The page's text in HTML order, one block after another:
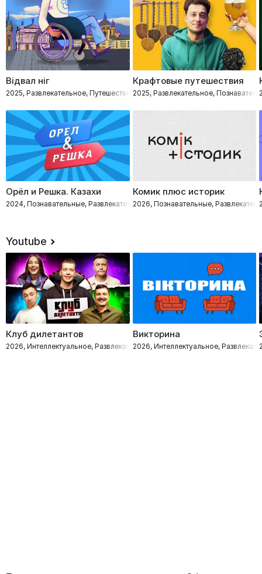
Відвал ніг
2025, Развлекательное, Путешествия, Познавательные
Крафтовые путешествия
2025, Развлекательное,
Орёл и Решка. Казахи
2024, Познавательные, Развлекательное, Путешествия
Комик плюс историк
2026, Познавательные,
Youtube
Клуб дилетантов
2026, Интеллектуальное, Развлекательное
Викторина
2026, Интеллектуальное,